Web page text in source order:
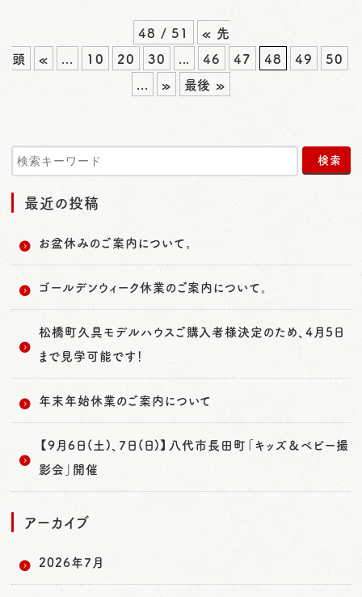
48 / 51
« 先
頭
« ... 10 20 30 ... 46 47 48 49
50
...
» 最後 »
最近の投稿
お盆休みのご案内について。
ゴールデンウィーク休業のご案内について。
松橋町久具モデルハウスご購入者様決定のため、4月5日
まで見学可能です！
年末年始休業のご案内について
【9月6日(土)、7日(日)】八代市長田町「キッズ＆ベビー撮
影会」開催
アーカイブ
2026年7月